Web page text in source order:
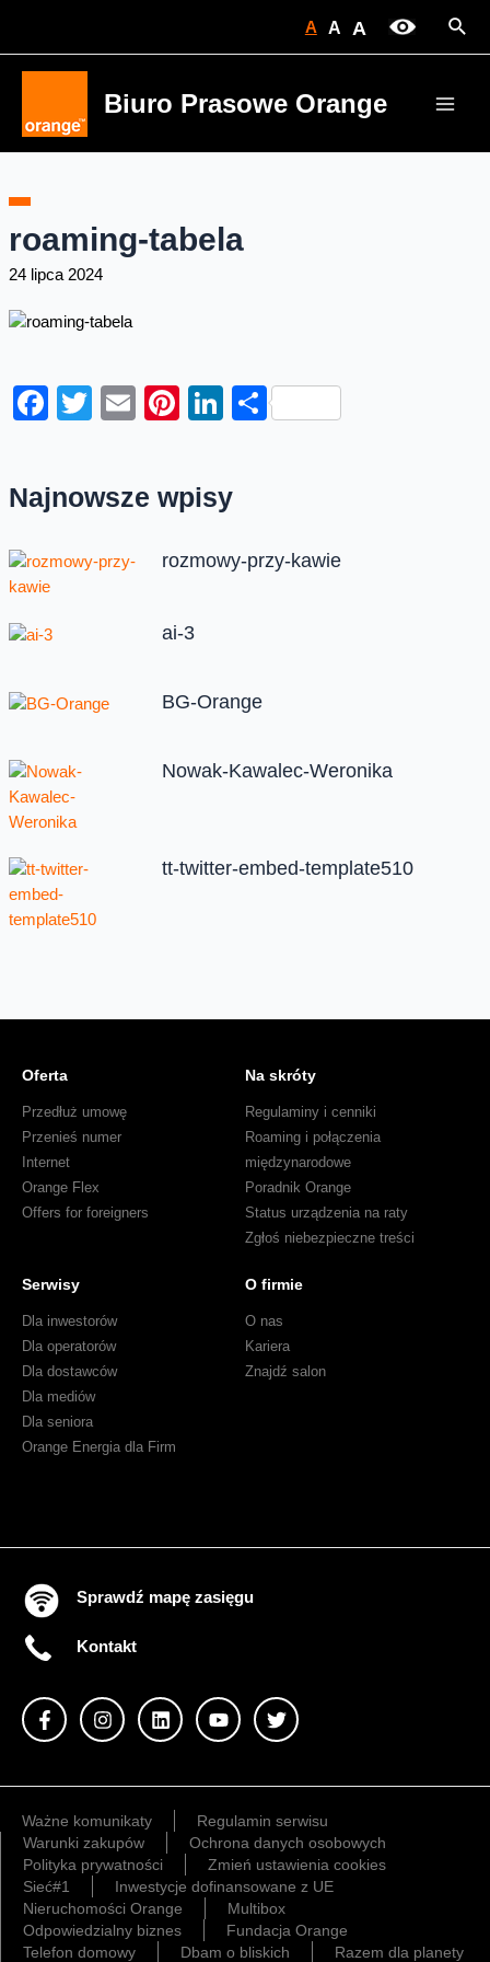
A A A
Biuro Prasowe Orange
roaming-tabela
24 lipca 2024
Facebook
Twitter
EmailPinterest
LinkedIn
Share
Najnowsze wpisy
rozmowy-przy-kawie
ai-3
BG-Orange
Nowak-Kawalec-Weronika
tt-twitter-embed-template510
Oferta
Przedłuż umowę
Przenieś numer
Internet
Orange Flex
Offers for foreigners
Na skróty
Regulaminy i cenniki
Roaming i połączenia
międzynarodowe
Poradnik Orange
Status urządzenia na raty
Zgłoś niebezpieczne treści
Serwisy
Dla inwestorów
Dla operatorów
Dla dostawców
Dla mediów
Dla seniora
Orange Energia dla Firm
O firmie
O nas
Kariera
Znajdź salon
Sprawdź mapę zasięgu
Kontakt
Ważne komunikaty
Regulamin serwisu
Warunki zakupów
Ochrona danych osobowych
Polityka prywatności
Zmień ustawienia cookies
Sieć#1
Inwestycje dofinansowane z UE
Nieruchomości Orange
Multibox
Odpowiedzialny biznes
Fundacja Orange
Telefon domowy
Dbam o bliskich Razem dla planety